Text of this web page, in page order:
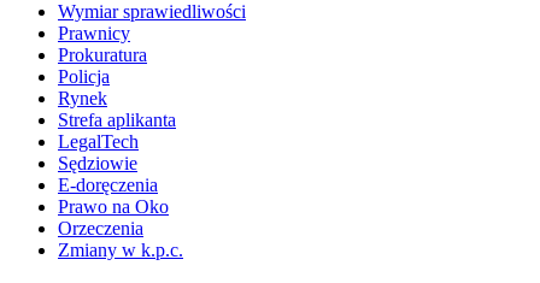
Wymiar sprawiedliwości
Prawnicy
Prokuratura
Policja
Rynek
Strefa aplikanta
LegalTech
Sędziowie
E-doręczenia
Prawo na Oko
Orzeczenia
Zmiany w k.p.c.